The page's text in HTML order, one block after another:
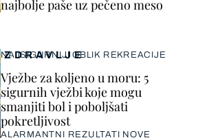
ZDRAVLJE
NAJSIGURNIJI OBLIK REKREACIJE
Vježbe za koljeno u moru: 5
sigurnih vježbi koje mogu
smanjiti bol i poboljšati
pokretljivost
ALARMANTNI REZULTATI NOVE
najbolje paše uz pečeno meso